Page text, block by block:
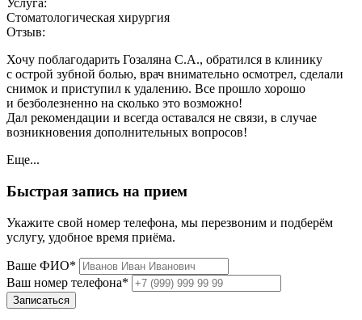
Услуга:
Стоматологическая хирургия
Отзыв:
Хочу поблагодарить Гозаляна С.А., обратился в клинику
с острой зубной болью, врач внимательно осмотрел, сделали
снимок и приступил к удалению. Все прошло хорошо
и безболезненно на сколько это возможно!
Дал рекомендации и всегда оставался не связи, в случае
возникновения дополнительных вопросов!
Еще...
Быстрая запись на прием
Укажите свой номер телефона, мы перезвоним и подберём
услугу, удобное время приёма.
Ваше ФИО*
Ваш номер телефона*
Записаться